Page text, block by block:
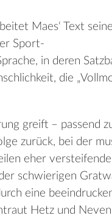
Maes‘ Text
Sport-
in deren
die
greift – passend
zurück, bei der
eher
schwierigen
eine
Hetz und